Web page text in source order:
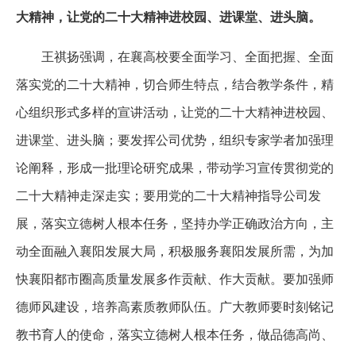
大精神，让党的二十大精神进校园、进课堂、进头脑。
王祺扬强调，在襄高校要全面学习、全面把握、全面
落实党的二十大精神，切合师生特点，结合教学条件，精
心组织形式多样的宣讲活动，让党的二十大精神进校园、
进课堂、进头脑；要发挥公司优势，组织专家学者加强理
论阐释，形成一批理论研究成果，带动学习宣传贯彻党的
二十大精神走深走实；要用党的二十大精神指导公司发
展，落实立德树人根本任务，坚持办学正确政治方向，主
动全面融入襄阳发展大局，积极服务襄阳发展所需，为加
快襄阳都市圈高质量发展多作贡献、作大贡献。要加强师
德师风建设，培养高素质教师队伍。广大教师要时刻铭记
教书育人的使命，落实立德树人根本任务，做品德高尚、